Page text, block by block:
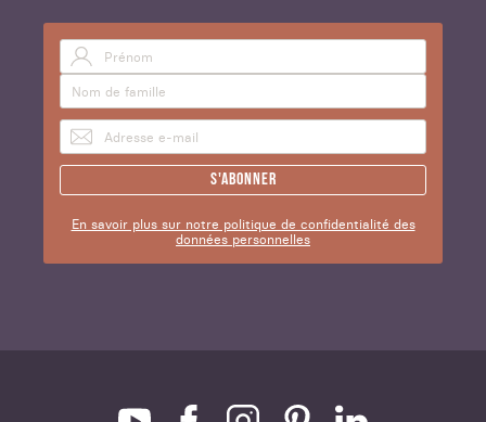
S'abonner
En savoir plus sur notre politique de confidentialité des
données personnelles